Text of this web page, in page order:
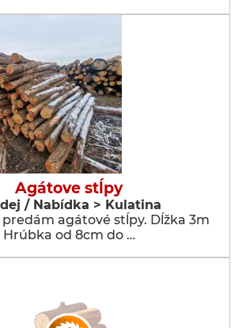
Agátove stĺpy
/ Nabídka > Kulatina
agátové stĺpy. Dĺžka 3m
Hrúbka od 8cm do …